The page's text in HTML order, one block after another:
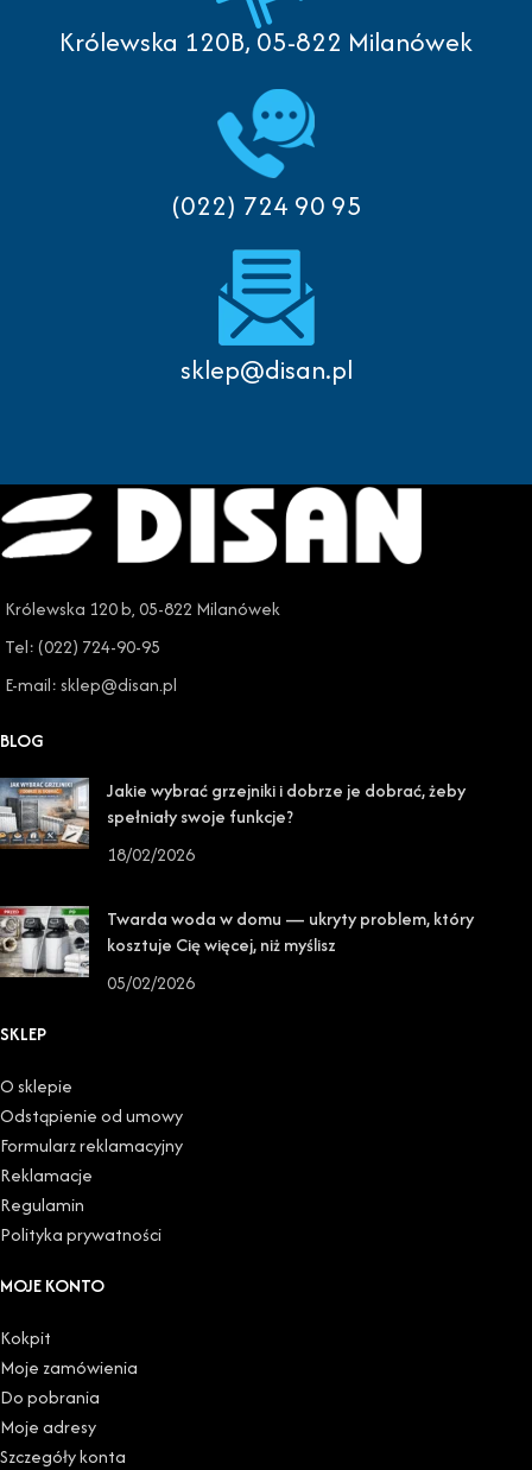
Królewska 120B, 05-822 Milanówek
(022) 724 90 95
sklep@disan.pl
Królewska 120 b, 05-822 Milanówek
Tel: (022) 724-90-95
E-mail: sklep@disan.pl
BLOG
Jakie wybrać grzejniki i dobrze je dobrać, żeby
spełniały swoje funkcje?
18/02/2026
Twarda woda w domu — ukryty problem, który
kosztuje Cię więcej, niż myślisz
05/02/2026
SKLEP
O sklepie
Odstąpienie od umowy
Formularz reklamacyjny
Reklamacje
Regulamin
Polityka prywatności
MOJE KONTO
Kokpit
Moje zamówienia
Do pobrania
Moje adresy
Szczegóły konta